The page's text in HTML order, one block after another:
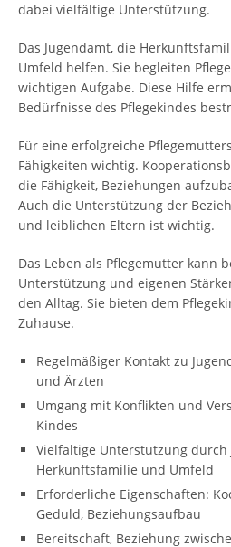
dabei vielfältige Unterstützung.
Das Jugendamt, die
Umfeld helfen. Sie begleiten
wichtigen Aufgabe. Diese Hilfe
Bedürfnisse des Pflegekindes
Für eine erfolgreiche
Fähigkeiten wichtig.
die Fähigkeit, Beziehungen
Auch die Unterstützung der
und leiblichen Eltern ist wichtig.
Das Leben als Pflegemutter kann
Unterstützung und eigenen
den Alltag. Sie bieten dem
Zuhause.
Regelmäßiger Kontakt zu
und Ärzten
Umgang mit Konflikten und
Kindes
Vielfältige Unterstützung durch
Herkunftsfamilie und Umfeld
Erforderliche Eigenschaften:
Geduld, Beziehungsaufbau
Bereitschaft, Beziehung